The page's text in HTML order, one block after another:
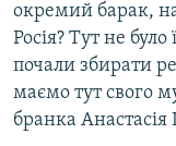
окремий барак,
Росія? Тут не
почали збирати
маємо тут свого
бранка Анастасія